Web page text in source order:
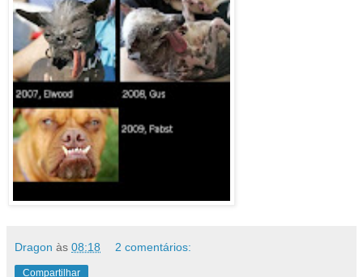
Dragon às 08:18 2 comentários:
Compartilhar